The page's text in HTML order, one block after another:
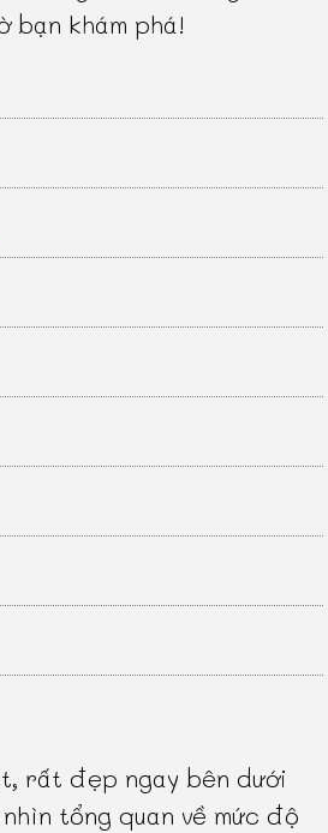
bạn khám phá!
rất đẹp ngay bên dưới
tổng quan về mức độ